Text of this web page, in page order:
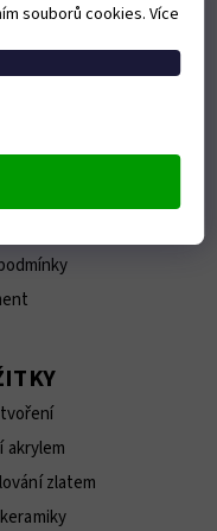
akrylem
zlatem
souborů cookies. Více